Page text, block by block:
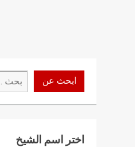
ابحث
عن
ابحث عن
اختر اسم الشيخ